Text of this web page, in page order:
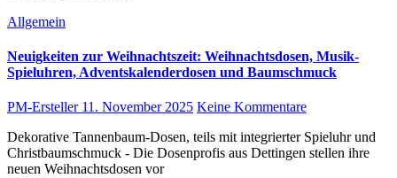
Allgemein
Neuigkeiten zur Weihnachtszeit: Weihnachtsdosen, Musik-
Spieluhren, Adventskalenderdosen und Baumschmuck
PM-Ersteller 11. November 2025 Keine Kommentare
Dekorative Tannenbaum-Dosen, teils mit integrierter Spieluhr und
Christbaumschmuck - Die Dosenprofis aus Dettingen stellen ihre
neuen Weihnachtsdosen vor